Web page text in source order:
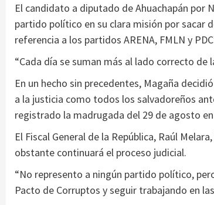
El candidato a diputado de Ahuachapán por
partido político en su clara misión por sacar
referencia a los partidos ARENA, FMLN y
“Cada día se suman más al lado correcto
En un hecho sin precedentes, Magaña
a la justicia como todos los salvadoreños
registrado la madrugada del 29 de agosto en
El Fiscal General de la República, Raúl
obstante continuará el proceso judicial.
“No represento a ningún partido político,
Pacto de Corruptos y seguir trabajando en